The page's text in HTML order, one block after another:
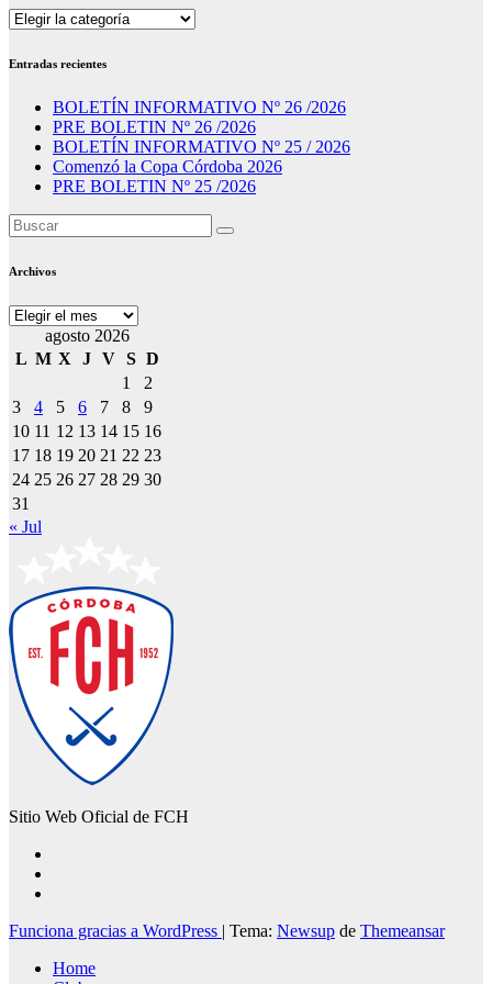
Secciones
Entradas recientes
BOLETÍN INFORMATIVO Nº 26 /2026
PRE BOLETIN Nº 26 /2026
BOLETÍN INFORMATIVO Nº 25 / 2026
Comenzó la Copa Córdoba 2026
PRE BOLETIN Nº 25 /2026
Archivos
Archivos
agosto 2026
L M X J V S D
1
2
3
4 5 6 7 8
9
10 11 12 13 14 15 16
17 18 19 20 21 22 23
24 25 26 27 28 29 30
31
« Jul
Sitio Web Oficial de FCH
Funciona gracias a WordPress | Tema: Newsup de Themeansar
Home